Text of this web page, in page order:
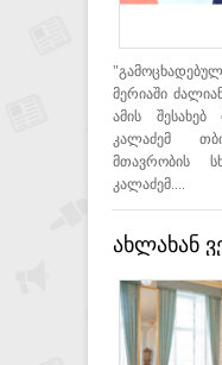
მერიაში
ამის
კალაძემ
მთავრობის
კალაძემ....
ახლახან
აქციის